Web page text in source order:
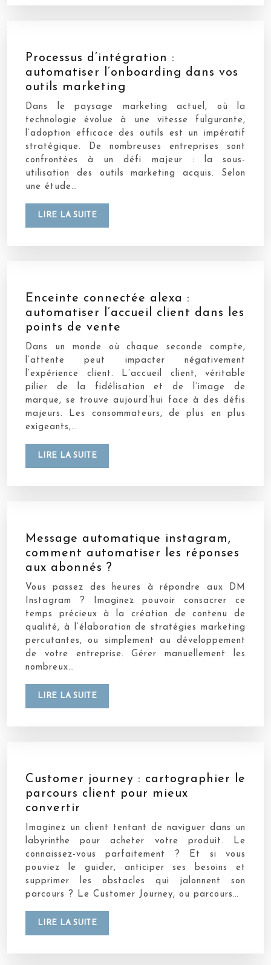
Processus d’intégration :
automatiser l’onboarding dans vos
outils marketing
Dans le paysage marketing actuel, où la
technologie évolue à une vitesse fulgurante,
l’adoption efficace des outils est un impératif
stratégique. De nombreuses entreprises sont
confrontées à un défi majeur : la sous-
utilisation des outils marketing acquis. Selon
une étude…
LIRE LA SUITE
Enceinte connectée alexa :
automatiser l’accueil client dans les
points de vente
Dans un monde où chaque seconde compte,
l’attente peut impacter négativement
l’expérience client. L’accueil client, véritable
pilier de la fidélisation et de l’image de
marque, se trouve aujourd’hui face à des défis
majeurs. Les consommateurs, de plus en plus
exigeants,…
LIRE LA SUITE
Message automatique instagram,
comment automatiser les réponses
aux abonnés ?
Vous passez des heures à répondre aux DM
Instagram ? Imaginez pouvoir consacrer ce
temps précieux à la création de contenu de
qualité, à l’élaboration de stratégies marketing
percutantes, ou simplement au développement
de votre entreprise. Gérer manuellement les
nombreux…
LIRE LA SUITE
Customer journey : cartographier le
parcours client pour mieux
convertir
Imaginez un client tentant de naviguer dans un
labyrinthe pour acheter votre produit. Le
connaissez-vous parfaitement ? Et si vous
pouviez le guider, anticiper ses besoins et
supprimer les obstacles qui jalonnent son
parcours ? Le Customer Journey, ou parcours…
LIRE LA SUITE